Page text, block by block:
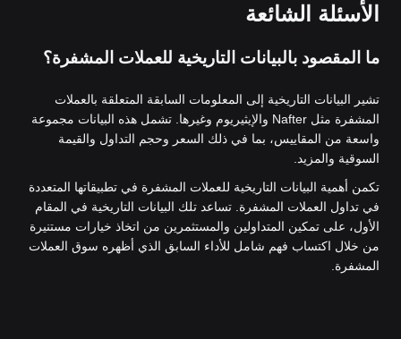
الأسئلة الشائعة
ما المقصود بالبيانات التاريخية للعملات المشفرة؟
تشير البيانات التاريخية إلى المعلومات السابقة المتعلقة بالعملات
المشفرة مثل Nafter والإيثيريوم وغيرها. تشمل هذه البيانات مجموعة
واسعة من المقاييس، بما في ذلك السعر وحجم التداول والقيمة
السوقية والمزيد.
تكمن أهمية البيانات التاريخية للعملات المشفرة في تطبيقاتها المتعددة
في تداول العملات المشفرة. تساعد تلك البيانات التاريخية في المقام
الأول، على تمكين المتداولين والمستثمرين من اتخاذ خيارات مستنيرة
من خلال اكتساب فهم شامل للأداء السابق الذي أظهره سوق العملات
المشفرة.